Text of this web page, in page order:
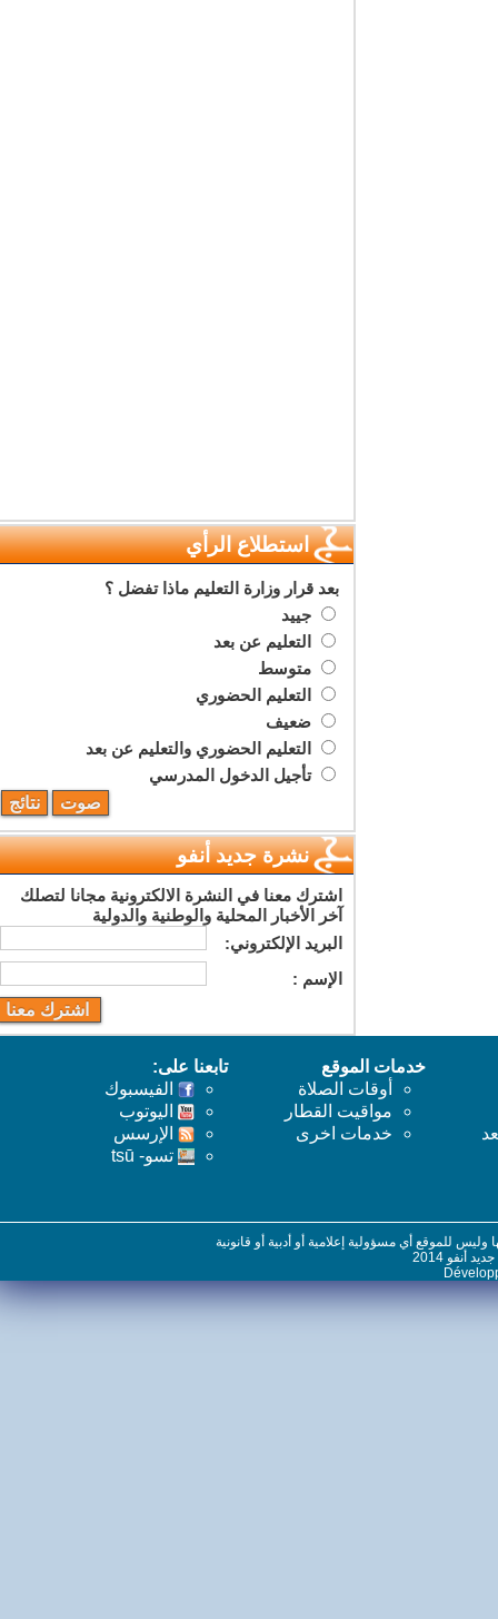
استطلاع الرأي
بعد قرار وزارة التعليم ماذا تفضل ؟
جييد
التعليم عن بعد
متوسط
التعليم الحضوري
ضعيف
التعليم الحضوري والتعليم عن بعد
تأجيل الدخول المدرسي
نشرة جديد أنفو
اشترك معنا في النشرة الالكترونية مجانا لتصلك
آخر الأخبار المحلية والوطنية والدولية
البريد اﻹلكتروني:
اﻹسم :
خدمات الموقع
أوقات الصلاة
مواقيت القطار
خدمات اخرى
تابعنا على:
الفيسبوك
اليوتوب
اﻹرسس
تسو- tsū
للموقع أي مسؤولية إعلامية أو أدبية أو قانونية
2014